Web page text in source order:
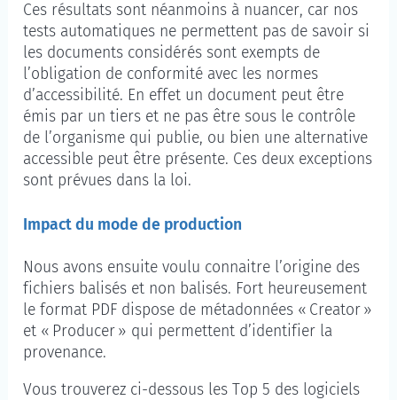
Ces résultats sont néanmoins à nuancer, car nos
tests automatiques ne permettent pas de savoir si
les documents considérés sont exempts de
l’obligation de conformité avec les normes
d’accessibilité. En effet un document peut être
émis par un tiers et ne pas être sous le contrôle
de l’organisme qui publie, ou bien une alternative
accessible peut être présente. Ces deux exceptions
sont prévues dans la loi.
Impact du mode de production
Nous avons ensuite voulu connaitre l’origine des
fichiers balisés et non balisés. Fort heureusement
le format PDF dispose de métadonnées « Creator»
et « Producer» qui permettent d’identifier la
provenance.
Vous trouverez ci-dessous les Top 5 des logiciels